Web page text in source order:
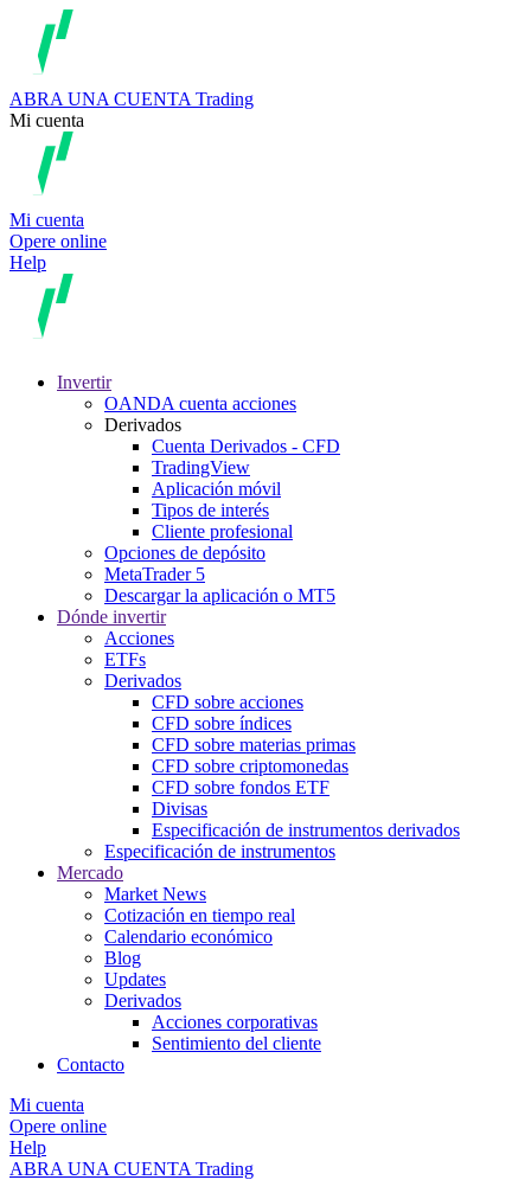
ABRA UNA CUENTA Trading
Mi cuenta
Mi cuenta
Opere online
Help
Invertir
OANDA cuenta acciones
Derivados
Cuenta Derivados - CFD
TradingView
Aplicación móvil
Tipos de interés
Cliente profesional
Opciones de depósito
MetaTrader 5
Descargar la aplicación o MT5
Dónde invertir
Acciones
ETFs
Derivados
CFD sobre acciones
CFD sobre índices
CFD sobre materias primas
CFD sobre criptomonedas
CFD sobre fondos ETF
Divisas
Especificación de instrumentos derivados
Especificación de instrumentos
Mercado
Market News
Cotización en tiempo real
Calendario económico
Blog
Updates
Derivados
Acciones corporativas
Sentimiento del cliente
Contacto
Mi cuenta
Opere online
Help
ABRA UNA CUENTA Trading